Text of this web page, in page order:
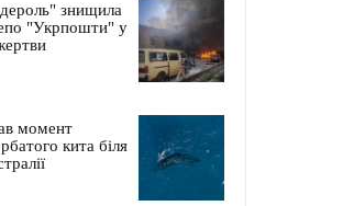
знищила
"Укрпошти" у
момент
кита біля